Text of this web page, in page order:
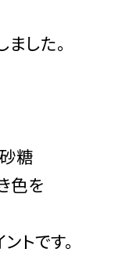
した。
糖
色を
トです。